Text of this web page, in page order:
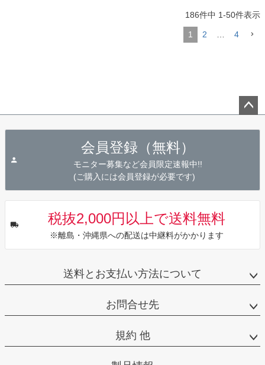
186件中 1-50件表示
1 2 4
会員登録（無料）
モニター募集など会員限定速報中!!
(ご購入には会員登録が必要です)
税抜2,000円以上で送料無料
※離島・沖縄県への配送は中継料がかかります
送料とお支払い方法について
お問合せ先
規約 他